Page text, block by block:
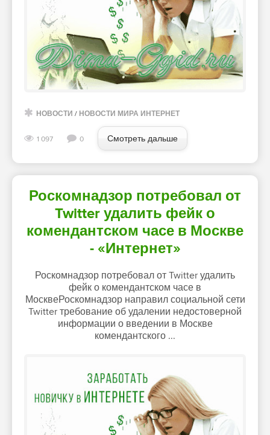
НОВОСТИ / НОВОСТИ МИРА ИНТЕРНЕТ
1 097 0 Смотреть дальше
Роскомнадзор потребовал от
Twitter удалить фейк о
комендантском часе в Москве
- «Интернет»
Роскомнадзор потребовал от Twitter удалить
фейк о комендантском часе в
МосквеРоскомнадзор направил социальной сети
Twitter требование об удалении недостоверной
информации о введении в Москве
комендантского ...